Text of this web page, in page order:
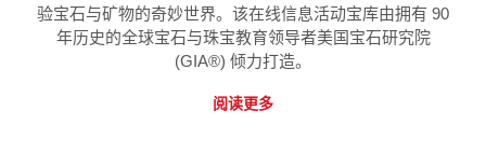
验宝石与矿物的奇妙世界。该在线信息活动宝库由拥有 90
年历史的全球宝石与珠宝教育领导者美国宝石研究院
(GIA®) 倾力打造。
阅读更多